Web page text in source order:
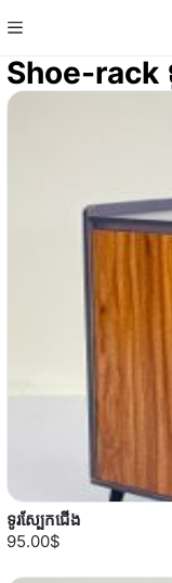
Shoe-rack
ទូរស្បែកជើង
95.00$